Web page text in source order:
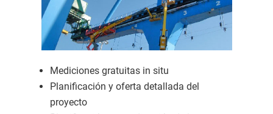
Mediciones gratuitas in situ
Planificación y oferta detallada del
proyecto